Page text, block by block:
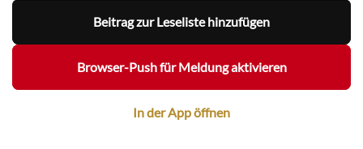
Beitrag zur Leseliste hinzufügen
Browser-Push für Meldung aktivieren
In der App öffnen